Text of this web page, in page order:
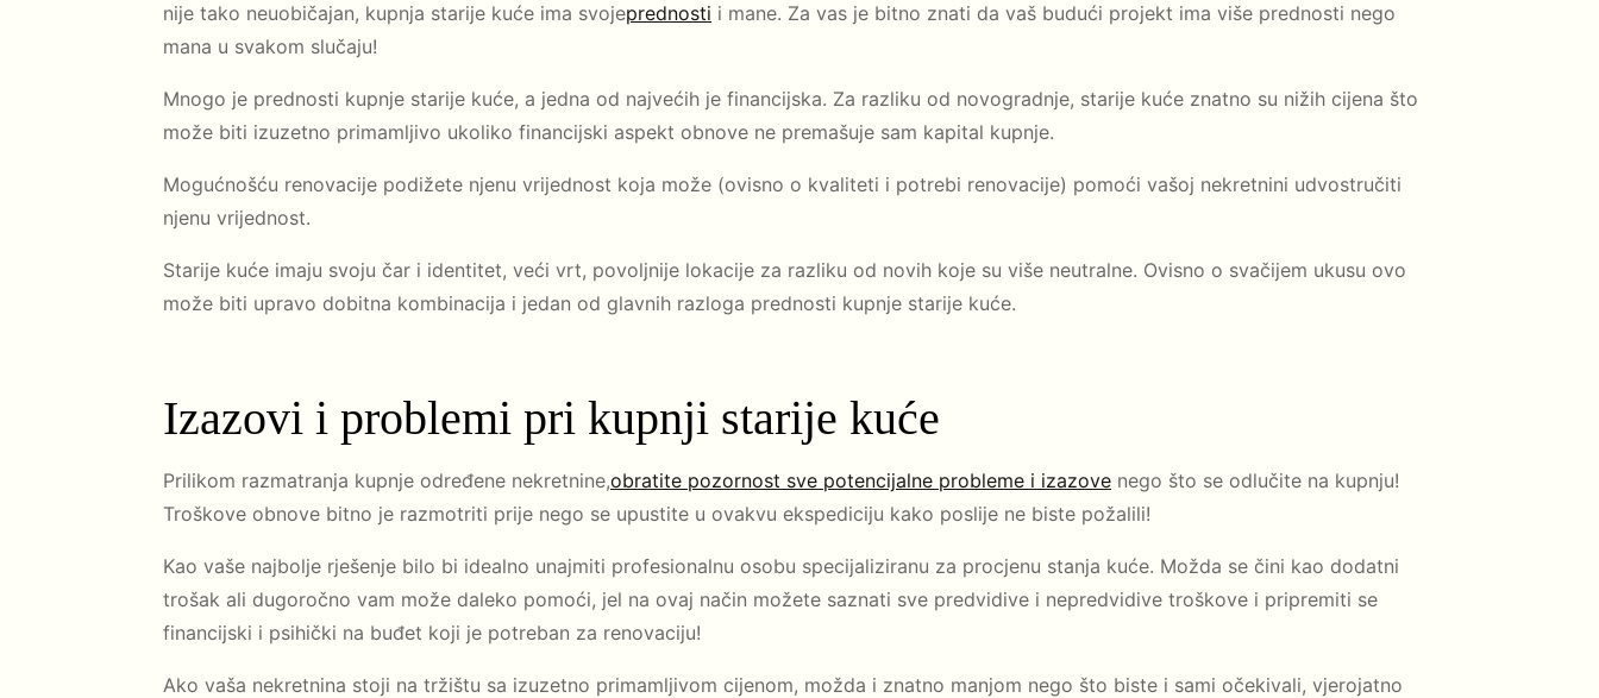
nije tako neuobičajan, kupnja starije kuće ima svojeprednosti i mane. Za vas je bitno znati da vaš budući projekt ima više prednosti nego
mana u svakom slučaju!
Mnogo je prednosti kupnje starije kuće, a jedna od najvećih je financijska. Za razliku od novogradnje, starije kuće znatno su nižih cijena što
može biti izuzetno primamljivo ukoliko financijski aspekt obnove ne premašuje sam kapital kupnje.
Mogućnošću renovacije podižete njenu vrijednost koja može (ovisno o kvaliteti i potrebi renovacije) pomoći vašoj nekretnini udvostručiti
njenu vrijednost.
Starije kuće imaju svoju čar i identitet, veći vrt, povoljnije lokacije za razliku od novih koje su više neutralne. Ovisno o svačijem ukusu ovo
može biti upravo dobitna kombinacija i jedan od glavnih razloga prednosti kupnje starije kuće.
Izazovi i problemi pri kupnji starije kuće
Prilikom razmatranja kupnje određene nekretnine,obratite pozornost sve potencijalne probleme i izazove nego što se odlučite na kupnju!
Troškove obnove bitno je razmotriti prije nego se upustite u ovakvu ekspediciju kako poslije ne biste požalili!
Kao vaše najbolje rješenje bilo bi idealno unajmiti profesionalnu osobu specijaliziranu za procjenu stanja kuće. Možda se čini kao dodatni
trošak ali dugoročno vam može daleko pomoći, jel na ovaj način možete saznati sve predvidive i nepredvidive troškove i pripremiti se
financijski i psihički na buđet koji je potreban za renovaciju!
Ako vaša nekretnina stoji na tržištu sa izuzetno primamljivom cijenom, možda i znatno manjom nego što biste i sami očekivali, vjerojatno